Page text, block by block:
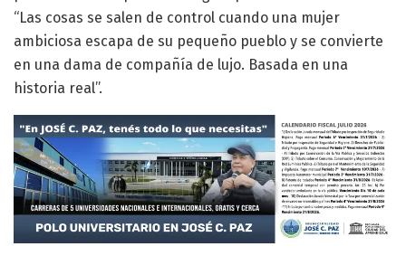
“Las cosas se salen de control cuando una mujer
ambiciosa escapa de su pequeño pueblo y se convierte
en una dama de compañía de lujo. Basada en una
historia real”.